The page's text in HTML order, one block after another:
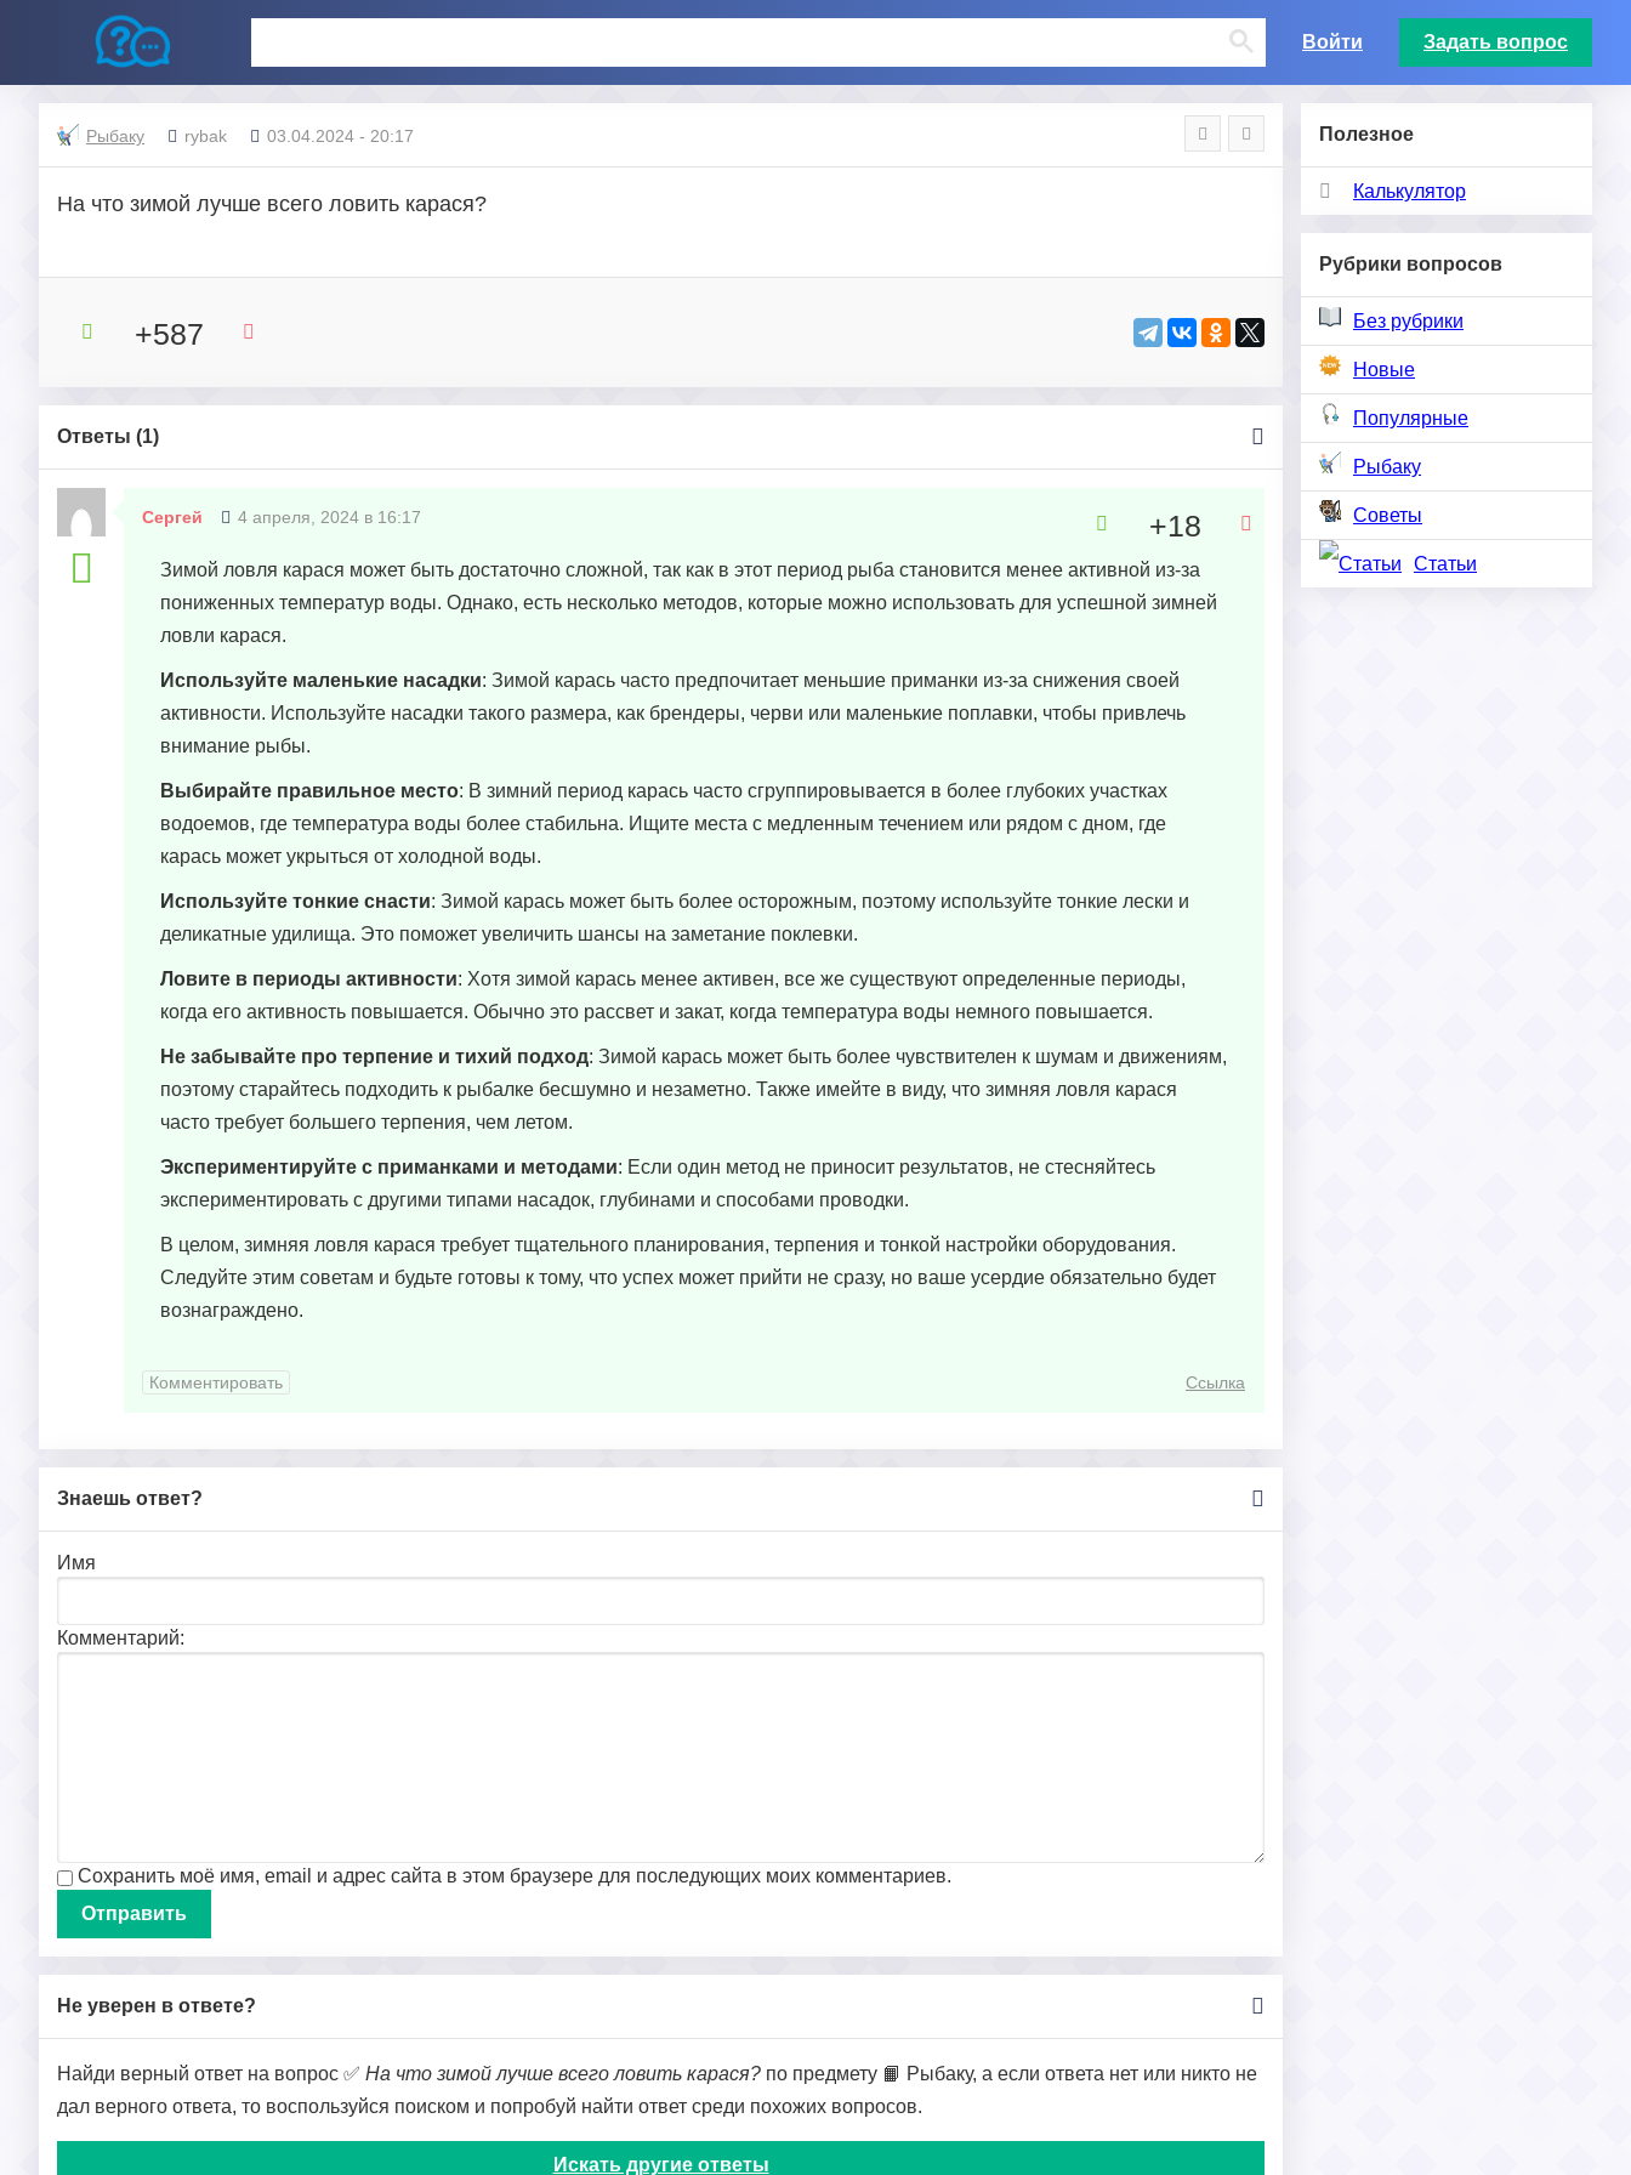
Войти Задать вопрос
Полезное
Калькулятор
Рубрики вопросов
Без рубрики
Новые
Популярные
Рыбаку
Советы
Статьи
Рыбаку rybak 03.04.2024 - 20:17
На что зимой лучше всего ловить карася?
+587
Ответы (1)
Сергей 4 апреля, 2024 в 16:17
Зимой ловля карася может быть достаточно сложной, так как в этот период рыба становится менее активной из-за
пониженных температур воды. Однако, есть несколько методов, которые можно использовать для успешной зимней
ловли карася.
Используйте маленькие насадки: Зимой карась часто предпочитает меньшие приманки из-за снижения своей
активности. Используйте насадки такого размера, как брендеры, черви или маленькие поплавки, чтобы привлечь
внимание рыбы.
Выбирайте правильное место: В зимний период карась часто сгруппировывается в более глубоких участках
водоемов, где температура воды более стабильна. Ищите места с медленным течением или рядом с дном, где
карась может укрыться от холодной воды.
Используйте тонкие снасти: Зимой карась может быть более осторожным, поэтому используйте тонкие лески и
деликатные удилища. Это поможет увеличить шансы на заметание поклевки.
Ловите в периоды активности: Хотя зимой карась менее активен, все же существуют определенные периоды,
когда его активность повышается. Обычно это рассвет и закат, когда температура воды немного повышается.
Не забывайте про терпение и тихий подход: Зимой карась может быть более чувствителен к шумам и движениям,
поэтому старайтесь подходить к рыбалке бесшумно и незаметно. Также имейте в виду, что зимняя ловля карася
часто требует большего терпения, чем летом.
Экспериментируйте с приманками и методами: Если один метод не приносит результатов, не стесняйтесь
экспериментировать с другими типами насадок, глубинами и способами проводки.
В целом, зимняя ловля карася требует тщательного планирования, терпения и тонкой настройки оборудования.
Следуйте этим советам и будьте готовы к тому, что успех может прийти не сразу, но ваше усердие обязательно будет
вознаграждено.
+18
Комментировать Ссылка
Знаешь ответ?
Имя
Комментарий:
Сохранить моё имя, email и адрес сайта в этом браузере для последующих моих комментариев.
Не уверен в ответе?
Найди верный ответ на вопрос ✅ На что зимой лучше всего ловить карася? по предмету 📙 Рыбаку, а если ответа нет или никто не
дал верного ответа, то воспользуйся поиском и попробуй найти ответ среди похожих вопросов.
Искать другие ответы